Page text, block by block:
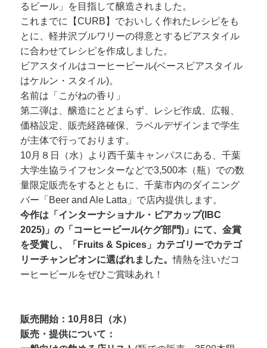
るビール」を目指して醸造されました。
これまでに【CURB】でおいしく作れたレシピをも
とに、軽井沢ブルワリーの得意とするビアスタイル
に合わせてレシピを作成しました。
ビアスタイルはコーヒービール(ベースビアスタイル
はケルン・スタイル)。
名前は「こがねの香り」
第二弾は、醸造にとどまらず、レシピ作成、広報、
価格設定、販売経路確保、ラベルデザインまで学生
が主体で行っております。
10月８日（水）より西千葉キャンパスにある、千葉
大学生協ライフセンターなどで3,500本（瓶）での数
量限定販売をするとともに、千葉市内のダイニング
バー「Beer and Ale Latta」で店内提供します。
今作は「インターナショナル・ビアカップ(IBC
2025)」の「コーヒービール(ケグ部門)」にて、金賞
を受賞し、「Fruits & Spices」カテゴリーでカテゴ
リーチャンピオンに選ばれました。情熱を注いだコ
ーヒービールをぜひご賞味あれ！
販売開始：10月8日（水）
販売・提供について：